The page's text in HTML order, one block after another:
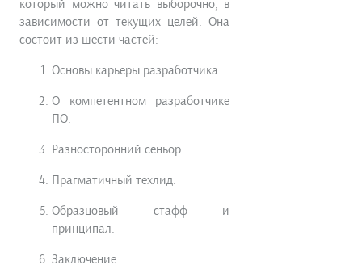
который можно читать выборочно, в
зависимости от текущих целей. Она
состоит из шести частей:
Основы карьеры разработчика.
О компетентном разработчике
ПО.
Разносторонний сеньор.
Прагматичный техлид.
Образцовый стафф и
принципал.
Заключение.